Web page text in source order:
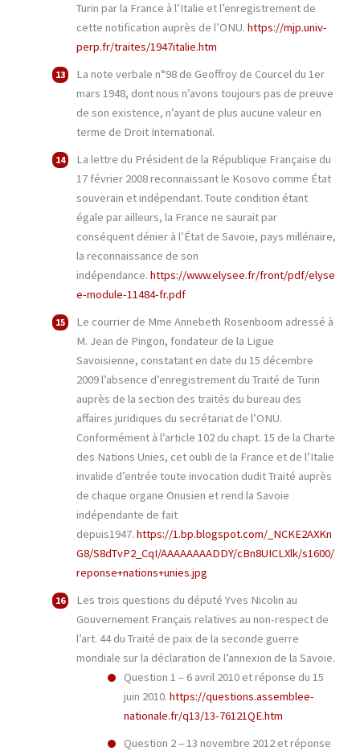
Turin par la France à l’Italie et l’enregistrement de
cette notification auprès de l’ONU. https://mjp.univ-
perp.fr/traites/1947italie.htm
La note verbale n°98 de Geoffroy de Courcel du 1er
mars 1948, dont nous n’avons toujours pas de preuve
de son existence, n’ayant de plus aucune valeur en
terme de Droit International.
La lettre du Président de la République Française du
17 février 2008 reconnaissant le Kosovo comme État
souverain et indépendant. Toute condition étant
égale par ailleurs, la France ne saurait par
conséquent dénier à l’État de Savoie, pays millénaire,
la reconnaissance de son
indépendance. https://www.elysee.fr/front/pdf/elyse
e-module-11484-fr.pdf
Le courrier de Mme Annebeth Rosenboom adressé à
M. Jean de Pingon, fondateur de la Ligue
Savoisienne, constatant en date du 15 décembre
2009 l’absence d’enregistrement du Traité de Turin
auprès de la section des traités du bureau des
affaires juridiques du secrétariat de l’ONU.
Conformément à l’article 102 du chapt. 15 de la Charte
des Nations Unies, cet oubli de la France et de l’Italie
invalide d’entrée toute invocation dudit Traité auprès
de chaque organe Onusien et rend la Savoie
indépendante de fait
depuis1947. https://1.bp.blogspot.com/_NCKE2AXKn
G8/S8dTvP2_CqI/AAAAAAAADDY/cBn8UICLXlk/s1600/
reponse+nations+unies.jpg
Les trois questions du député Yves Nicolin au
Gouvernement Français relatives au non-respect de
l’art. 44 du Traité de paix de la seconde guerre
mondiale sur la déclaration de l’annexion de la Savoie.
Question 1 – 6 avril 2010 et réponse du 15
juin 2010.https://questions.assemblee-
nationale.fr/q13/13-76121QE.htm
Question 2 – 13 novembre 2012 et réponse